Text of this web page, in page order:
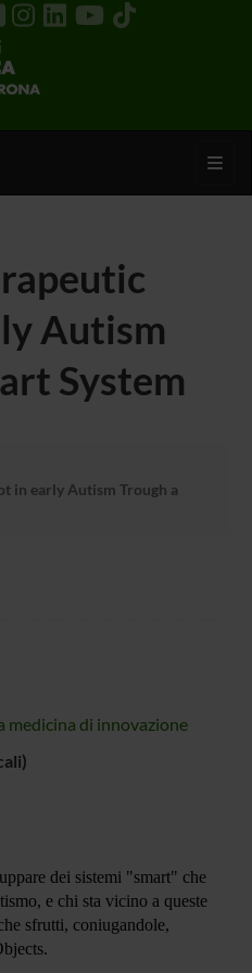
Autism
System
in early Autism Trough a
medicina di innovazione
dei sistemi "smart" che
e chi sta vicino a queste
sfrutti, coniugandole,